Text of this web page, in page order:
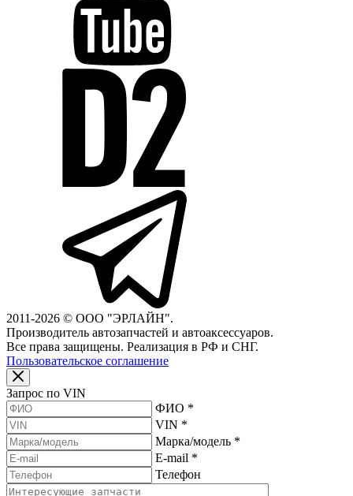
2011-2026 © ООО "ЭРЛАЙН".
Производитель автозапчастей и автоаксессуаров.
Все права защищены. Реализация в РФ и СНГ.
Пользовательское соглашение
Запрос по VIN
ФИО *
VIN *
Марка/модель *
E-mail *
Телефон